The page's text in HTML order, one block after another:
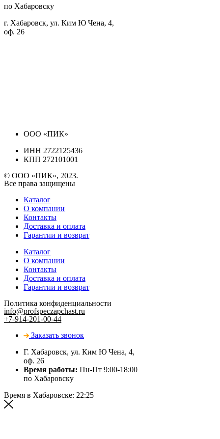
по Хабаровску
г. Хабаровск, ул. Ким Ю Чена, 4,
оф. 26
ООО «ПИК»
ИНН 2722125436
КПП 272101001
© ООО «ПИК», 2023.
Все права защищены
Каталог
О компании
Контакты
Доставка и оплата
Гарантии и возврат
Каталог
О компании
Контакты
Доставка и оплата
Гарантии и возврат
Политика конфиденциальности
info@profspeczapchast.ru
+7-914-201-00-44
Заказать звонок
Г. Хабаровск, ул. Ким Ю Чена, 4,
оф. 26
Время работы: Пн-Пт 9:00-18:00
по Хабаровску
Время в Хабаровске: 22:25